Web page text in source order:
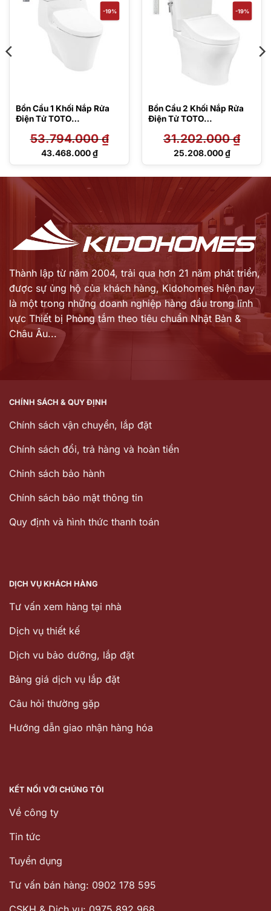
-19%
Bồn Cầu 1 Khối Nắp Rửa
Điện Tử TOTO
53.794.000₫
Giá
43.468.000₫
Giá
-19%
Bồn Cầu 2 Khối Nắp Rửa
Điện Tử TOTO
31.202.000₫
Giá
31.202.000 ₫.
25.208.000₫
Giá
25.208.000 ₫.
Thành lập từ năm 2004, trải qua hơn 21 năm phát triển,
được sự ủng hộ của khách hàng, Kidohomes hiện nay
là một trong những doanh nghiệp hàng đầu trong lĩnh
vực Thiết bị Phòng tắm theo tiêu chuẩn Nhật Bản &
Châu Âu...
CHÍNH SÁCH & QUY ĐỊNH
Chính sách vận chuyển, lắp đặt
Chính sách đổi, trả hàng và hoàn tiền
Chinh sách bảo hành
Chính sách bảo mật thông tin
Quy định và hình thức thanh toán
DỊCH VỤ KHÁCH HÀNG
Tư vấn xem hàng tại nhà
Dịch vụ thiết kế
Dịch vu bảo dưỡng, lắp đặt
Bảng giá dịch vụ lắp đặt
Câu hỏi thường gặp
Hướng dẫn giao nhận hàng hóa
KẾT NỐI VỚI CHÚNG TÔI
Về công ty
Tin tức
Tuyển dụng
Tư vấn bán hàng: 0902 178 595